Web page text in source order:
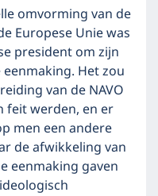
omvorming van de
Europese Unie was
president om zijn
Het zou
van de NAVO
feit werden, en er
men een andere
de afwikkeling van
eenmaking gaven